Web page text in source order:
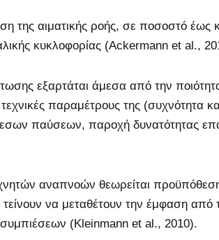
της αιματικής ροής, σε ποσοστό έως
κυκλοφορίας (Ackermann et al.,
εξαρτάται άμεσα από την
τεχνικές παραμέτρους της (συχνότητα
παύσεων, παροχή δυνατότητας
αναπνοών θεωρείται
τείνουν να μεταθέτουν την έμφαση
(Kleinmann et al., 2010).